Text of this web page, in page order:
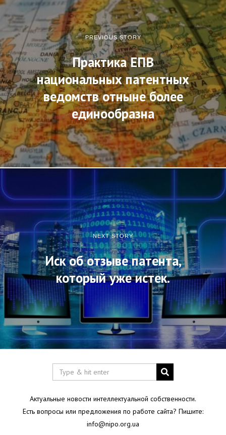
PREVIOUS STORY
Практика ЕПВ
национальных патентных
ведомств отныне более
единообразна
NEXT STORY
Иск об отзыве патента,
который уже истек.
Актуальные новости интеллектуальной собственности.
Есть вопросы или предложения по работе сайта? Пишите:
info@nipo.org.ua